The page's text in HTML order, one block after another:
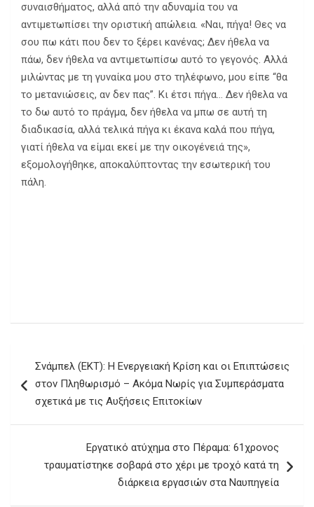
συναισθήματος, αλλά από την αδυναμία του να
αντιμετωπίσει την οριστική απώλεια. «Ναι, πήγα! Θες να
σου πω κάτι που δεν το ξέρει κανένας; Δεν ήθελα να
πάω, δεν ήθελα να αντιμετωπίσω αυτό το γεγονός. Αλλά
μιλώντας με τη γυναίκα μου στο τηλέφωνο, μου είπε “θα
το μετανιώσεις, αν δεν πας”. Κι έτσι πήγα… Δεν ήθελα να
το δω αυτό το πράγμα, δεν ήθελα να μπω σε αυτή τη
διαδικασία, αλλά τελικά πήγα κι έκανα καλά που πήγα,
γιατί ήθελα να είμαι εκεί με την οικογένειά της»,
εξομολογήθηκε, αποκαλύπτοντας την εσωτερική του
πάλη.
άρθρων
Σνάμπελ (ΕΚΤ): Η Ενεργειακή Κρίση και οι Επιπτώσεις
στον Πληθωρισμό – Ακόμα Νωρίς για Συμπεράσματα
σχετικά με τις Αυξήσεις Επιτοκίων
Εργατικό ατύχημα στο Πέραμα: 61χρονος
τραυματίστηκε σοβαρά στο χέρι με τροχό κατά τη
διάρκεια εργασιών στα Ναυπηγεία